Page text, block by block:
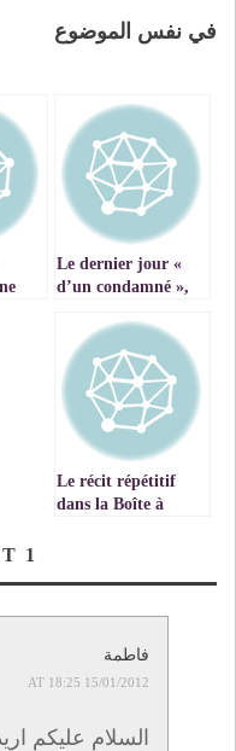
في نفس الموضوع
» Le dernier jour
d’un condamné »,
chronologique d’un
roman de Victor
Hugo au
programme des
premières années
du bac marocain
Le récit répétitif
dans la Boîte à
1
فاطمة
15/01/2012 AT 18:25
السلام عليكم